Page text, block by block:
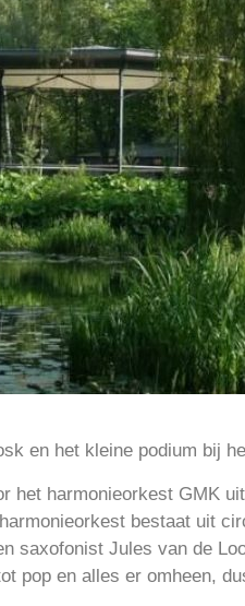
en het kleine podium bij
het harmonieorkest GMK
bestaat uit
saxofonist Jules van de
pop en alles er omheen,